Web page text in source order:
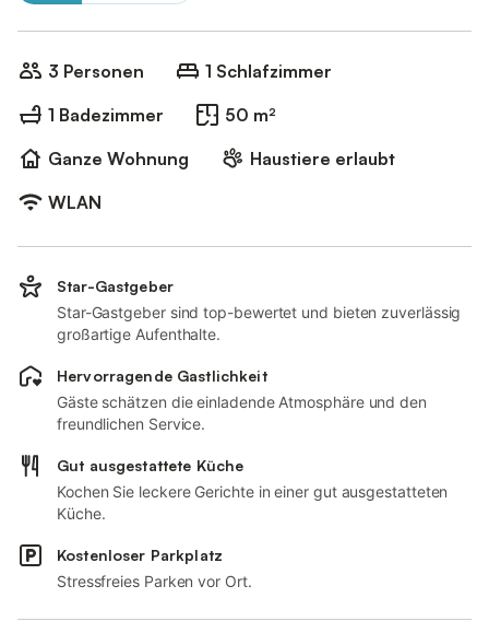
3 Personen
1 Schlafzimmer
1 Badezimmer
50 m²
Ganze Wohnung
Haustiere erlaubt
WLAN
Star-Gastgeber
Star-Gastgeber sind top-bewertet und bieten zuverlässig
großartige Aufenthalte.
Hervorragende Gastlichkeit
Gäste schätzen die einladende Atmosphäre und den
freundlichen Service.
Gut ausgestattete Küche
Kochen Sie leckere Gerichte in einer gut ausgestatteten
Küche.
Kostenloser Parkplatz
Stressfreies Parken vor Ort.